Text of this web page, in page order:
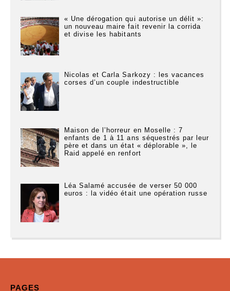
« Une dérogation qui autorise un délit »:
un nouveau maire fait revenir la corrida
et divise les habitants
Nicolas et Carla Sarkozy : les vacances
corses d’un couple indestructible
Maison de l’horreur en Moselle : 7
enfants de 1 à 11 ans séquestrés par leur
père et dans un état « déplorable », le
Raid appelé en renfort
Léa Salamé accusée de verser 50 000
euros : la vidéo était une opération russe
PAGES